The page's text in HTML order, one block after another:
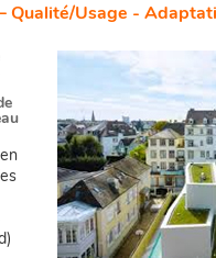
Qualité/Usage -